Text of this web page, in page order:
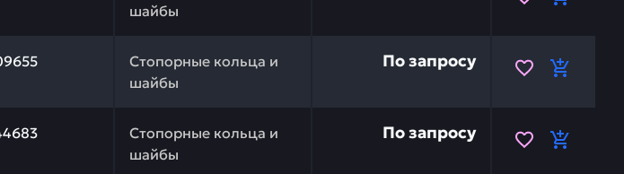
шайбы
Стопорные кольца и
шайбы
подбор. Кольцо HITACHI 4609655 — это инвестиция в бесперебойную
По запросу
Стопорные кольца и
шайбы
подбор. Кольцо HITACHI 2044683 — это инвестиция в бесперебойную
По запросу